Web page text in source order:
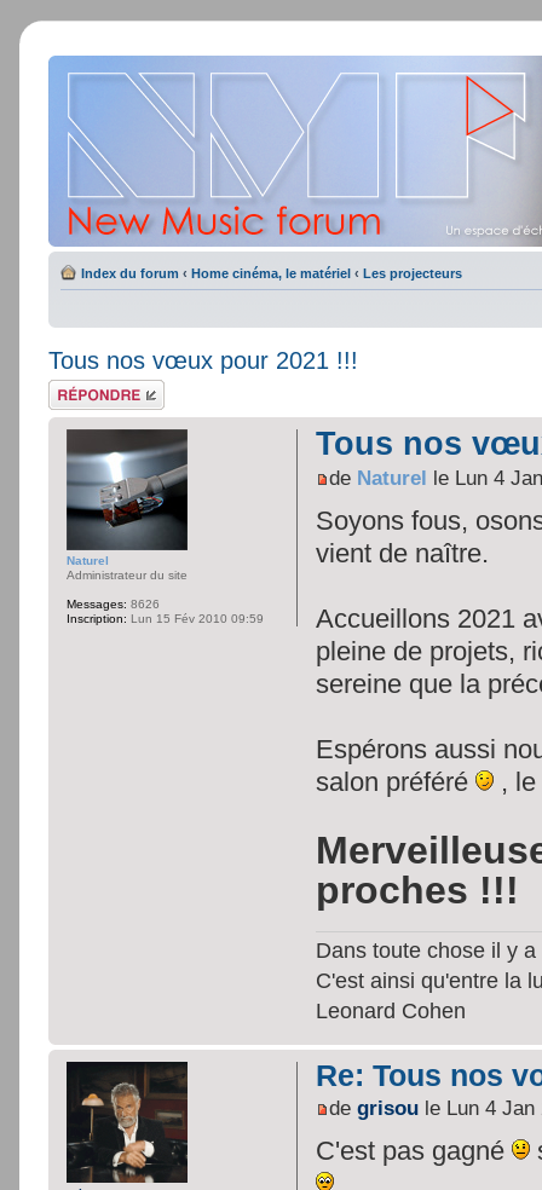
Index du forum ‹ Home cinéma, le matériel ‹ Les projecteurs
Tous nos vœux pour 2021 !!!
Répondre
Tous nos
de Naturel le Lun 4
Soyons fous,
vient de naître.
Accueillons 2021
pleine de projets,
sereine que la
Espérons aussi
salon préféré
,
proches !!!
Dans toute chose il y
C'est ainsi qu'entre la
Leonard Cohen
Naturel
Administrateur du site
Messages: 8626
Inscription: Lun 15 Fév 2010 09:59
Re: Tous nos
degrisou le Lun 4
C'est pas gagné